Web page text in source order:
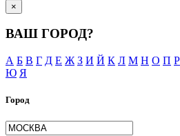
×
ВАШ ГОРОД?
А Б В Г Д Е Ж З И Й К Л М Н О П Р
Ю Я
Город